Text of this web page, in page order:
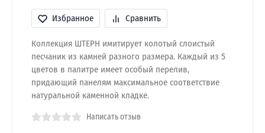
Избранное Сравнить
Коллекция ШТЕРН имитирует колотый слоистый
песчаник из камней разного размера. Каждый из 5
цветов в палитре имеет особый перелив,
придающий панелям максимальное соответствие
натуральной каменной кладке.
Написать отзыв